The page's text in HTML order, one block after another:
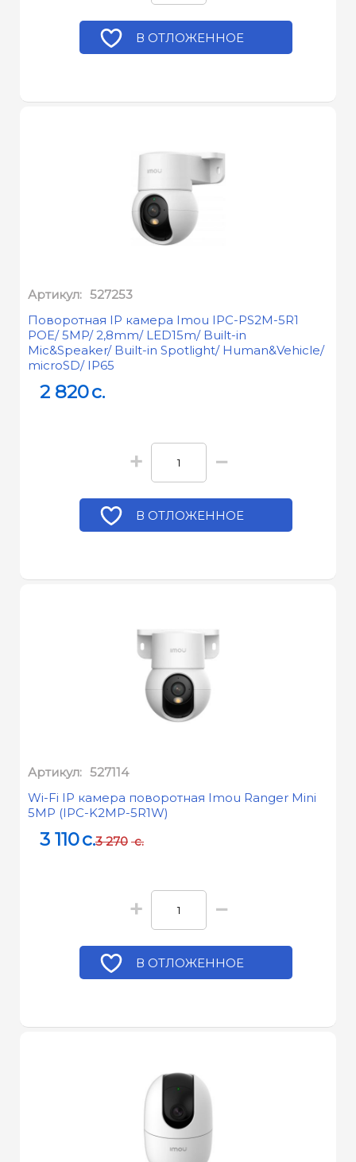
В ОТЛОЖЕННОЕ
Артикул: 527253
Поворотная IP камера Imou IPC-PS2M-5R1
POE/ 5MP/ 2,8mm/ LED15m/ Built-in
Mic&Speaker/ Built-in Spotlight/ Human&Vehicle/
microSD/ IP65
2 820c.
+ −
В ОТЛОЖЕННОЕ
Артикул: 527114
Wi-Fi IP камера поворотная Imou Ranger Mini
5MP (IPC-K2MP-5R1W)
3 110c.3 270 c.
+ −
В ОТЛОЖЕННОЕ